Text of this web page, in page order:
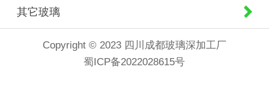
其它玻璃
Copyright © 2023 四川成都玻璃深加工厂
蜀ICP备2022028615号